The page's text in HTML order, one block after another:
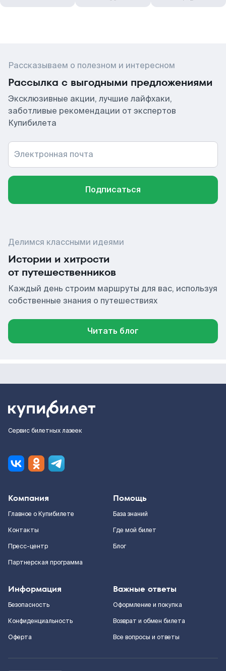
Рассказываем о полезном и интересном
Рассылка с выгодными предложениями
Эксклюзивные акции, лучшие лайфхаки,
заботливые рекомендации от экспертов
Купибилета
Электронная почта
Подписаться
Делимся классными идеями
Истории и хитрости
от путешественников
Каждый день строим маршруты для вас, используя
собственные знания о путешествиях
Читать блог
Сервис билетных лазеек
Компания
Главное о Купибилете
Контакты
Пресс-центр
Партнерская программа
Помощь
База знаний
Где мой билет
Блог
Информация
Безопасность
Конфиденциальность
Оферта
Важные ответы
Оформление и покупка
Возврат и обмен билета
Все вопросы и ответы